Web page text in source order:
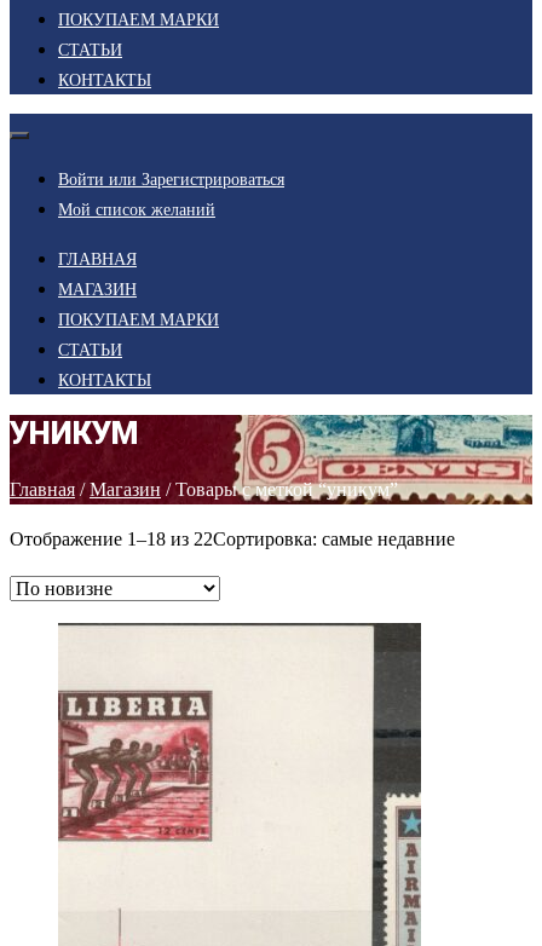
ПОКУПАЕМ МАРКИ
СТАТЬИ
КОНТАКТЫ
Войти или Зарегистрироваться
Мой список желаний
ГЛАВНАЯ
МАГАЗИН
ПОКУПАЕМ МАРКИ
СТАТЬИ
КОНТАКТЫ
УНИКУМ
Главная /Магазин / Товары с меткой “уникум”
Отображение 1–18 из 22Сортировка: самые недавние